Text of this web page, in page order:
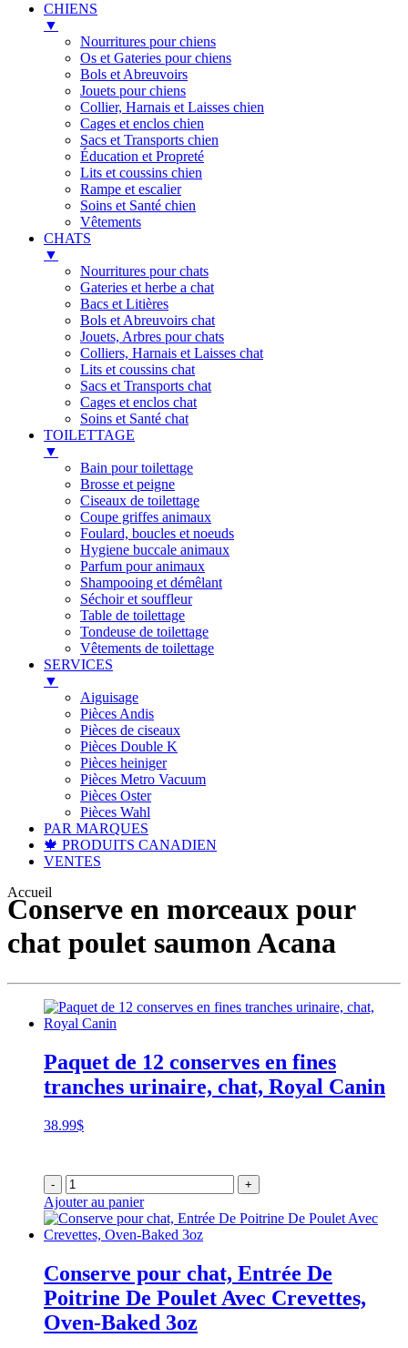
CHIENS
▼
Nourritures pour chiens
Os et Gateries pour chiens
Bols et Abreuvoirs
Jouets pour chiens
Collier, Harnais et Laisses chien
Cages et enclos chien
Sacs et Transports chien
Éducation et Propreté
Lits et coussins chien
Rampe et escalier
Soins et Santé chien
Vêtements
CHATS
▼
Nourritures pour chats
Gateries et herbe a chat
Bacs et Litières
Bols et Abreuvoirs chat
Jouets, Arbres pour chats
Colliers, Harnais et Laisses chat
Lits et coussins chat
Sacs et Transports chat
Cages et enclos chat
Soins et Santé chat
TOILETTAGE
▼
Bain pour toilettage
Brosse et peigne
Ciseaux de toilettage
Coupe griffes animaux
Foulard, boucles et noeuds
Hygiene buccale animaux
Parfum pour animaux
Shampooing et démêlant
Séchoir et souffleur
Table de toilettage
Tondeuse de toilettage
Vêtements de toilettage
SERVICES
▼
Aiguisage
Pièces Andis
Pièces de ciseaux
Pièces Double K
Pièces heiniger
Pièces Metro Vacuum
Pièces Oster
Pièces Wahl
PAR MARQUES
🍁 PRODUITS CANADIEN
VENTES
Accueil
Conserve en morceaux pour
chat poulet saumon Acana
Paquet de 12 conserves en fines
tranches urinaire, chat, Royal Canin
38.99$
- +
Ajouter au panier
Conserve pour chat, Entrée De
Poitrine De Poulet Avec Crevettes,
Oven-Baked 3oz